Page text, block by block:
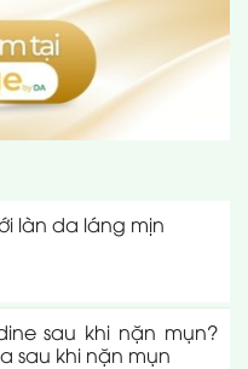
làn da láng mịn
sau khi nặn mụn?
sau khi nặn mụn